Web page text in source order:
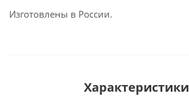
Изготовлены в России.
Характеристики